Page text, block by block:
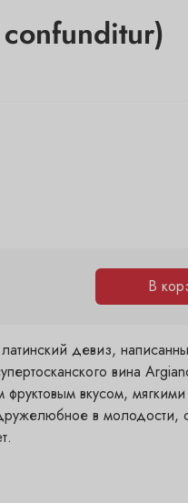
В
девиз,
вина
вкусом,
в молодости,